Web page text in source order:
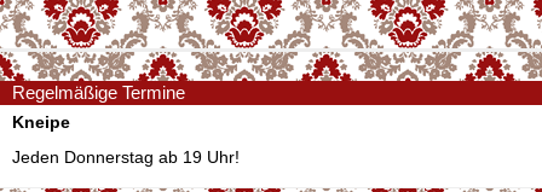
Regelmäßige Termine
Kneipe
Jeden Donnerstag ab 19 Uhr!